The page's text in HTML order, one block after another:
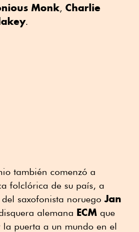
Monk, Charlie
.
también comenzó a
folclórica de su país, a
saxofonista noruego Jan
alemana ECM que
puerta a un mundo en el